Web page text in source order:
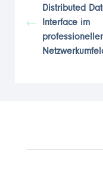
Distributed
Interface im